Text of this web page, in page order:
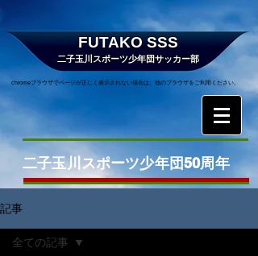
FUTAKO SSS
二子玉川スポーツ少年団サッカー部
chromeブラウザでページが正しく表示されない場合は、他のブラウザをご利用ください。
二子玉川スポーツ少年団50周年
記事
全ての記事